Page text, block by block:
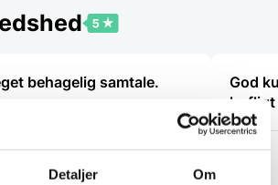
Detaljer Om
vælges
på
behagelig samtale.
God
høfligt